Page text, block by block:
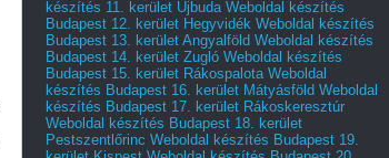
készítés 11. kerület Újbuda Weboldal készítés
Budapest 12. kerület Hegyvidék Weboldal készítés
Budapest 13. kerület Angyalföld Weboldal készítés
Budapest 14. kerület Zugló Weboldal készítés
Budapest 15. kerület Rákospalota Weboldal
készítés Budapest 16. kerület Mátyásföld Weboldal
készítés Budapest 17. kerület Rákoskeresztúr
Weboldal készítés Budapest 18. kerület
Pestszentlőrinc Weboldal készítés Budapest 19.